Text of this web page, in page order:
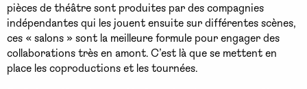
pièces de théâtre sont produites par des compagnies
indépendantes qui les jouent ensuite sur différentes scènes,
ces « salons » sont la meilleure formule pour engager des
collaborations très en amont. C’est là que se mettent en
place les coproductions et les tournées.